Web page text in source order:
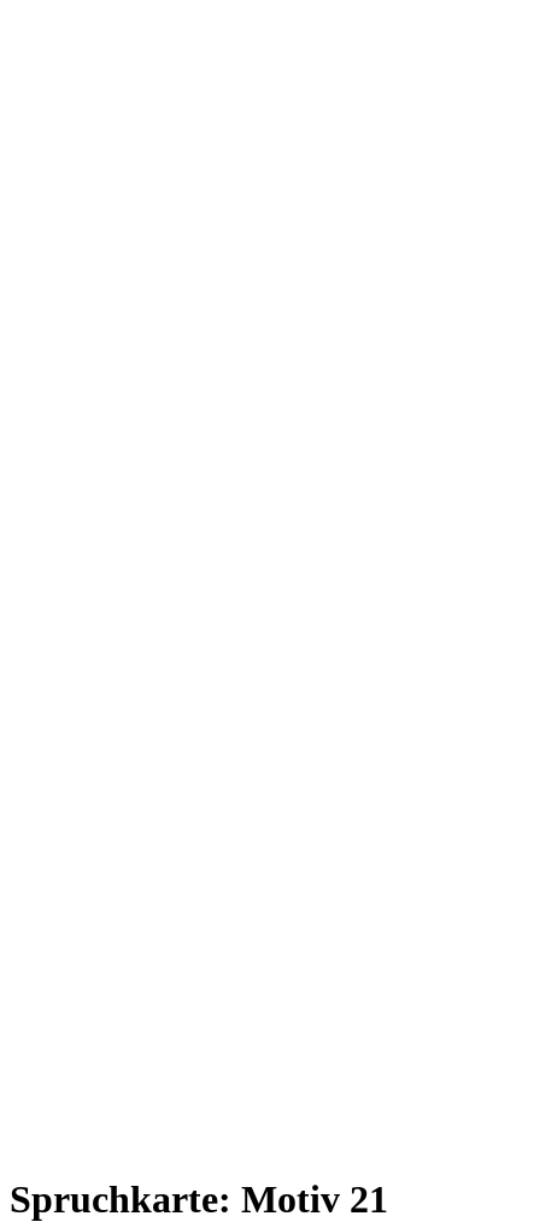
Spruchkarte: Motiv 21